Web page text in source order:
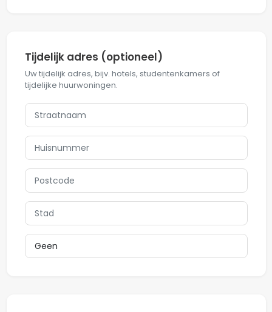
Tijdelijk adres (optioneel)
Uw tijdelijk adres, bijv. hotels, studentenkamers of
tijdelijke huurwoningen.